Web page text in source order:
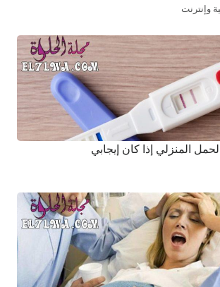
وإنترنت
المنزلي إذا كان إيجابي